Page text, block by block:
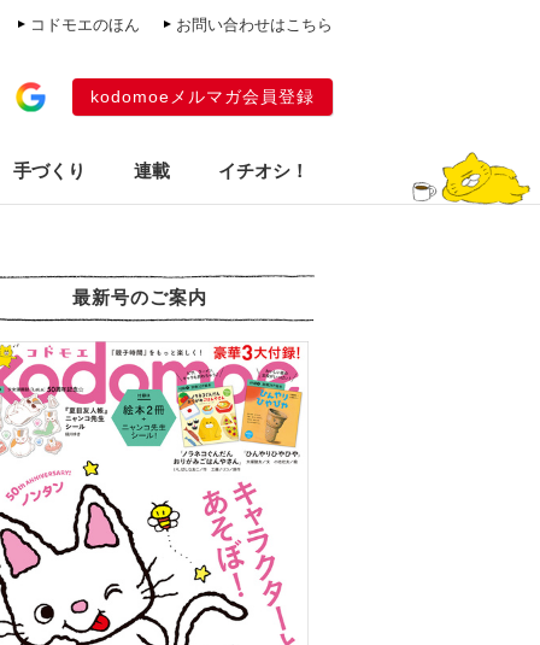
コドモエのほん お問い合わせはこちら
kodomoeメルマガ会員登録
手づくり 連載 イチオシ！
最新号のご案内